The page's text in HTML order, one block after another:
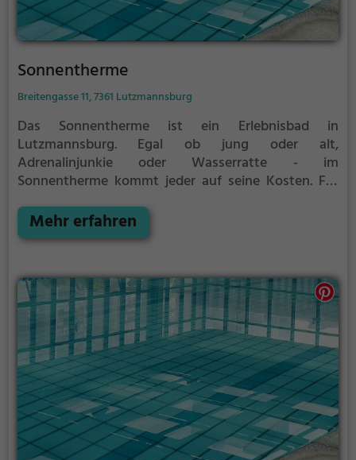
Sonnentherme
Breitengasse 11, 7361 Lutzmannsburg
Das Sonnentherme ist ein Erlebnisbad in
Lutzmannsburg. Egal ob jung oder alt,
Adrenalinjunkie oder Wasserratte - im
Sonnentherme kommt jeder auf seine Kosten. Für
einfach mit Freunden ist das Sonnentherme genau
die richtige Adresse.
Mehr erfahren